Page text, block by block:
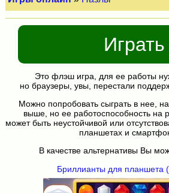
Играть
Это флэш игра, для ее работы
но браузеры, увы, перестали
Можно попробовать сыграть в нее,
выше, но ее работоспособность на
может быть неустойчивой или
планшетах и
В качестве альтернативы Вы
Бриллианты для планшета